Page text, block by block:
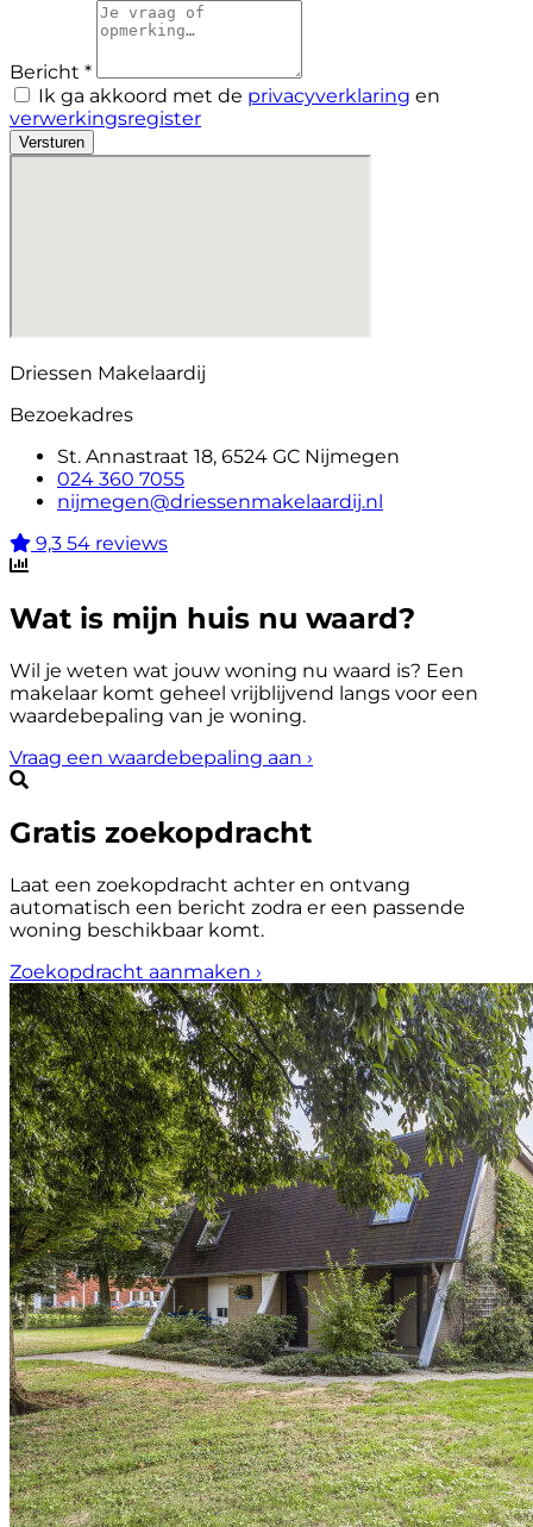
Bericht *
Ik ga akkoord met de privacyverklaring en
verwerkingsregister
Versturen
Driessen Makelaardij
Bezoekadres
St. Annastraat 18, 6524 GC Nijmegen
024 360 7055
nijmegen@driessenmakelaardij.nl
9,3 54 reviews
Wat is mijn huis nu waard?
Wil je weten wat jouw woning nu waard is? Een
makelaar komt geheel vrijblijvend langs voor een
waardebepaling van je woning.
Vraag een waardebepaling aan ›
Gratis zoekopdracht
Laat een zoekopdracht achter en ontvang
automatisch een bericht zodra er een passende
woning beschikbaar komt.
Zoekopdracht aanmaken ›